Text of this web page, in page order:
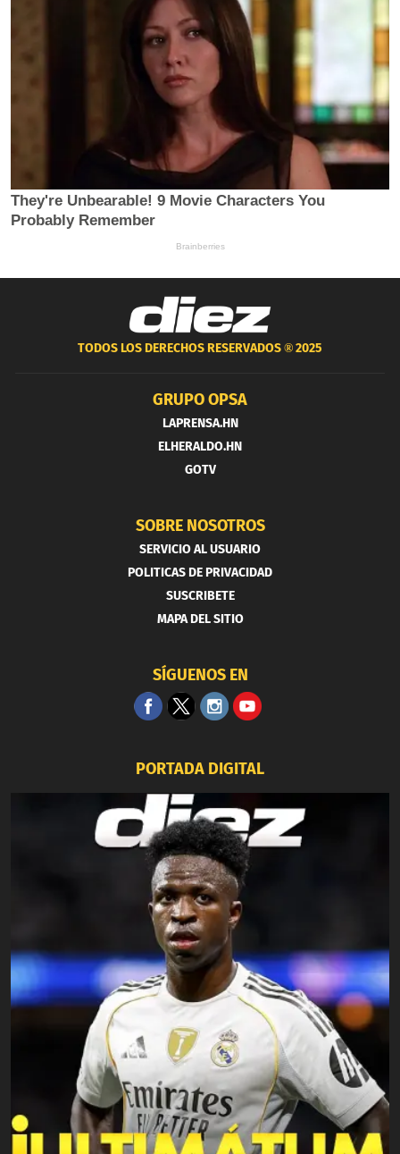
TODOS LOS DERECHOS RESERVADOS ®2025
GRUPO OPSA
LAPRENSA.HN
ELHERALDO.HN
GOTV
SOBRE NOSOTROS
SERVICIO AL USUARIO
POLITICAS DE PRIVACIDAD
SUSCRIBETE
MAPA DEL SITIO
SÍGUENOS EN
PORTADA DIGITAL